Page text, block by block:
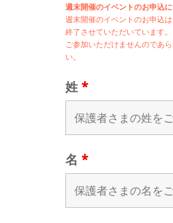
週末開催のイベントのお申込
週末開催のイベントのお申込は
終了させていただいています
ご参加いただけませんのであ
い。
姓 *
名 *